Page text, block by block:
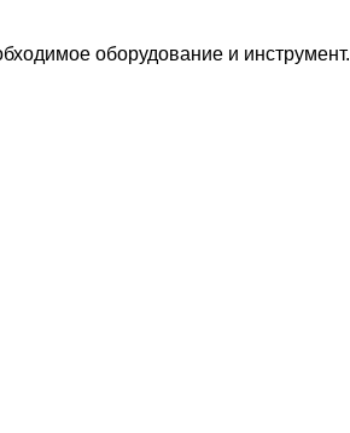
оборудование и инструмент.